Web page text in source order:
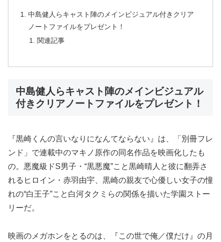
中島健人らキャスト陣のメインビジュアル付きクリア
ノートファイルをプレゼント！
関連記事
中島健人らキャスト陣のメインビジュアル
付きクリアノートファイルをプレゼント！
『黒崎くんの言いなりになんてならない』は、「別冊フレ
ンド」で連載中のマキノ原作の同名作品を映画化したも
の。悪魔級ドS男子・“黒悪魔”こと黒崎晴人と彼に翻弄さ
れるヒロイン・赤羽由宇、黒崎の親友で心優しい女子の憧
れの“白王子”こと白河タクミらの関係を描いた学園ストー
リーだ。
映画のメガホンをとるのは、『この世で俺／僕だけ』の月